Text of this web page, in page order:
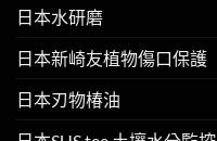
日本水研磨
日本新崎友植物傷口保護
日本刃物椿油